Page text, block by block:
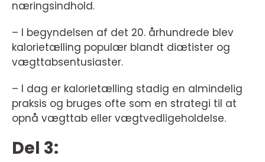
næringsindhold.
– I begyndelsen af det 20. århundrede blev
kalorietælling populær blandt diætister og
vægttabsentusiaster.
– I dag er kalorietælling stadig en almindelig
praksis og bruges ofte som en strategi til at
opnå vægttab eller vægtvedligeholdelse.
Del 3: